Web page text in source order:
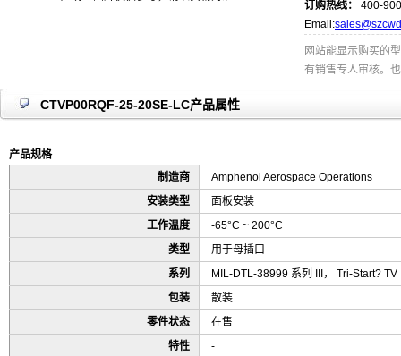
订购热线：
400-
Email:
网站能显示购买的
有销售专人审核。
CTVP00RQF-25-20SE-LC产品属性
产品规格
制造商
Amphenol Aerospace Operations
安装类型
面板安装
工作温度
-65°C ~ 200°C
类型
用于母插口
系列
MIL-DTL-38999 系列 III， Tri-Start? TV
包装
散装
零件状态
在售
特性
-